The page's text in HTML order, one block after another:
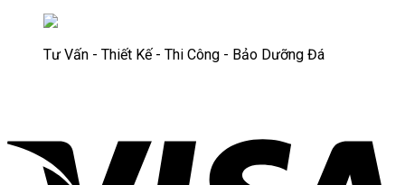
Tư Vấn - Thiết Kế - Thi Công - Bảo Dưỡng Đá